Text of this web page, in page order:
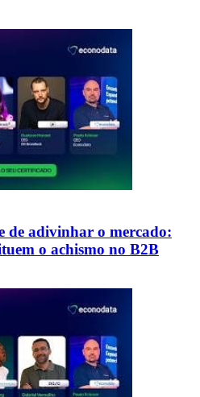
de adivinhar o mercado:
o achismo no B2B